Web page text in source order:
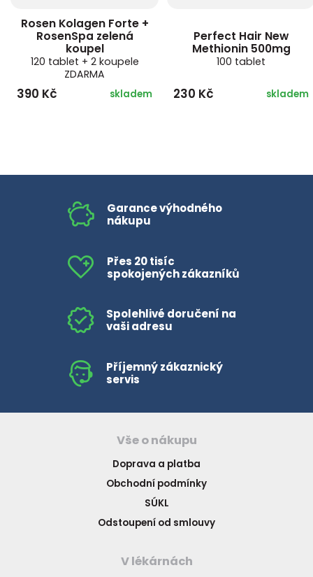
Rosen Kolagen Forte +
RosenSpa zelená
koupel
120 tablet + 2 koupele
ZDARMA
390 Kč skladem
Perfect Hair New
Methionin 500mg
100 tablet
230 Kč skladem
Garance výhodného
nákupu
Přes 20 tisíc
spokojených zákazníků
Spolehlivé doručení na
vaši adresu
Příjemný zákaznický
servis
Vše o nákupu
Doprava a platba
Obchodní podmínky
SÚKL
Odstoupení od smlouvy
V lékárnách